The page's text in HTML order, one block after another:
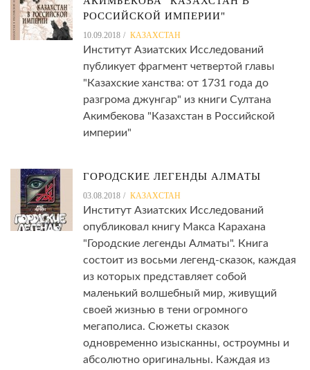
РОССИЙСКОЙ ИМПЕРИИ"
10.09.2018 КАЗАХСТАН
Институт Азиатских Исследований
публикует фрагмент четвертой главы
"Казахские ханства: от 1731 года до
разгрома джунгар" из книги Султана
Акимбекова "Казахстан в Российской
империи"
ГОРОДСКИЕ ЛЕГЕНДЫ АЛМАТЫ
03.08.2018 КАЗАХСТАН
Институт Азиатских Исследований
опубликовал книгу Макса Карахана
"Городские легенды Алматы". Книга
состоит из восьми легенд-сказок, каждая
из которых представляет собой
маленький волшебный мир, живущий
своей жизнью в тени огромного
мегаполиса. Сюжеты сказок
одновременно изысканны, остроумны и
абсолютно оригинальны. Каждая из